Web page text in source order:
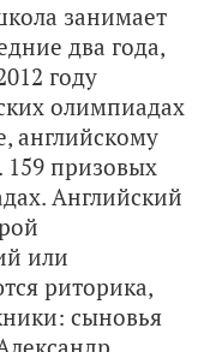
занимает
два года,
году
олимпиадах
английскому
159 призовых
Английский
или
риторика,
сыновья